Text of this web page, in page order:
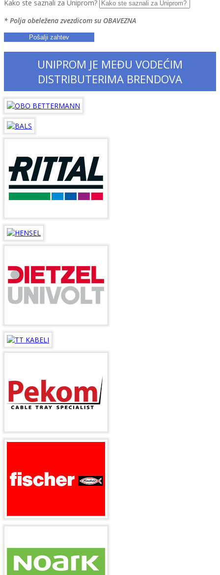
Kako ste saznali za Uniprom?
* Polja obeležena zvezdicom su OBAVEZNA
UNIPROM JE MEĐU VODEĆIM
DISTRIBUTERIMA BRENDOVA